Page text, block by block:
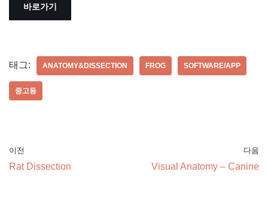
바로가기
태그: ANATOMY&DISSECTION FROG SOFTWARE/APP
중고등
이전
Rat Dissection
다음
Visual Anatomy – Canine